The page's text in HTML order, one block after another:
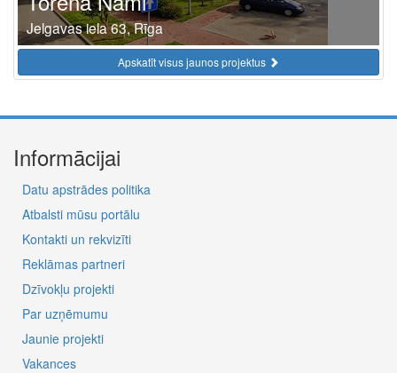
Jelgavas iela 63, Rīga
Apskatīt visus jaunos projektus
Informācijai
Datu apstrādes politika
Atbalsti mūsu portālu
Kontakti un rekvizīti
Reklāmas partneri
Dzīvokļu projekti
Par uzņēmumu
Jaunie projekti
Vakances